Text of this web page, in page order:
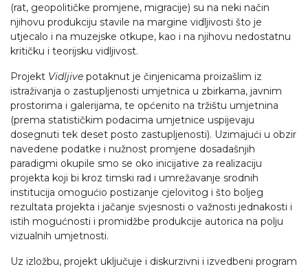
(rat, geopolitičke promjene, migracije) su na neki način
njihovu produkciju stavile na margine vidljivosti što je
utjecalo i na muzejske otkupe, kao i na njihovu nedostatnu
kritičku i teorijsku vidljivost.
Projekt Vidljive potaknut je činjenicama proizašlim iz
istraživanja o zastupljenosti umjetnica u zbirkama, javnim
prostorima i galerijama, te općenito na tržištu umjetnina
(prema statističkim podacima umjetnice uspijevaju
dosegnuti tek deset posto zastupljenosti). Uzimajući u obzir
navedene podatke i nužnost promjene dosadašnjih
paradigmi okupile smo se oko inicijative za realizaciju
projekta koji bi kroz timski rad i umrežavanje srodnih
institucija omogućio postizanje cjelovitog i što boljeg
rezultata projekta i jačanje svjesnosti o važnosti jednakosti i
istih mogućnosti i promidžbe produkcije autorica na polju
vizualnih umjetnosti.
Uz izložbu, projekt uključuje i diskurzivni i izvedbeni program